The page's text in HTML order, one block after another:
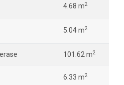
4.68 m2
5.04 m2
101.62 m2
6.33 m2